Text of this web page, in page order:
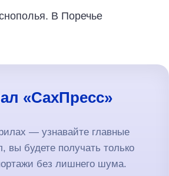
В Поречье
«СахПресс»
— узнавайте главные
будете получать только
без лишнего шума.